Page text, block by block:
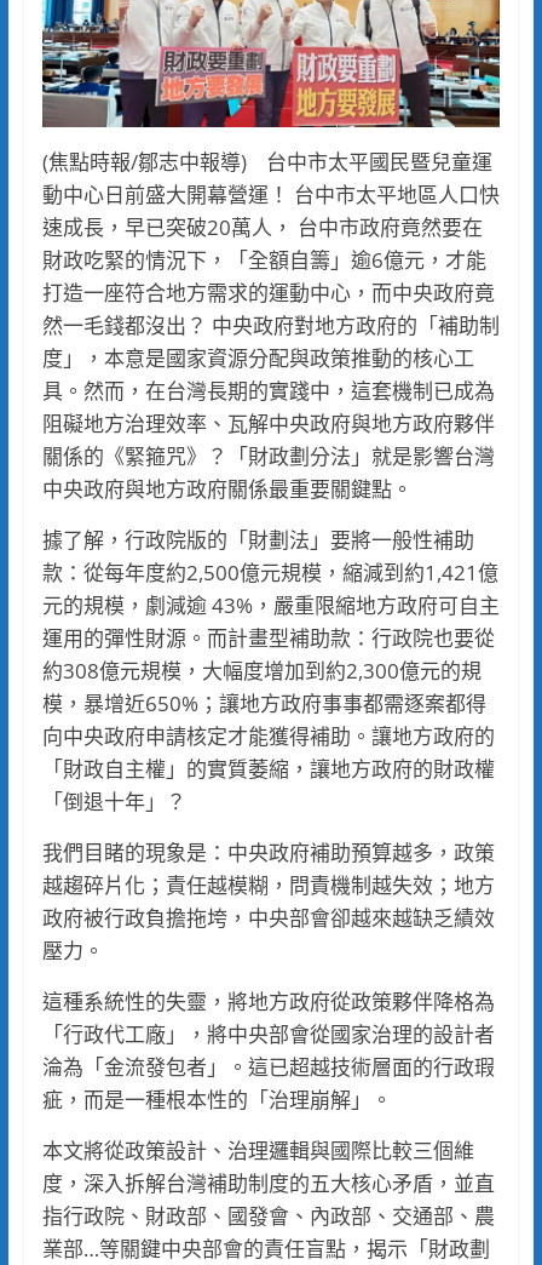
(焦點時報/鄒志中報導) 台中市太平國民暨兒童運
動中心日前盛大開幕營運！ 台中市太平地區人口快
速成長，早已突破20萬人， 台中市政府竟然要在
財政吃緊的情況下，「全額自籌」逾6億元，才能
打造一座符合地方需求的運動中心，而中央政府竟
然一毛錢都沒出？ 中央政府對地方政府的「補助制
度」，本意是國家資源分配與政策推動的核心工
具。然而，在台灣長期的實踐中，這套機制已成為
阻礙地方治理效率、瓦解中央政府與地方政府夥伴
關係的《緊箍咒》？「財政劃分法」就是影響台灣
中央政府與地方政府關係最重要關鍵點。
據了解，行政院版的「財劃法」要將一般性補助
款：從每年度約2,500億元規模，縮減到約1,421億
元的規模，劇減逾 43%，嚴重限縮地方政府可自主
運用的彈性財源。而計畫型補助款：行政院也要從
約308億元規模，大幅度增加到約2,300億元的規
模，暴增近650%；讓地方政府事事都需逐案都得
向中央政府申請核定才能獲得補助。讓地方政府的
「財政自主權」的實質萎縮，讓地方政府的財政權
「倒退十年」？
我們目睹的現象是：中央政府補助預算越多，政策
越趨碎片化；責任越模糊，問責機制越失效；地方
政府被行政負擔拖垮，中央部會卻越來越缺乏績效
壓力。
這種系統性的失靈，將地方政府從政策夥伴降格為
「行政代工廠」，將中央部會從國家治理的設計者
淪為「金流發包者」。這已超越技術層面的行政瑕
疵，而是一種根本性的「治理崩解」。
本文將從政策設計、治理邏輯與國際比較三個維
度，深入拆解台灣補助制度的五大核心矛盾，並直
指行政院、財政部、國發會、內政部、交通部、農
業部…等關鍵中央部會的責任盲點，揭示「財政劃